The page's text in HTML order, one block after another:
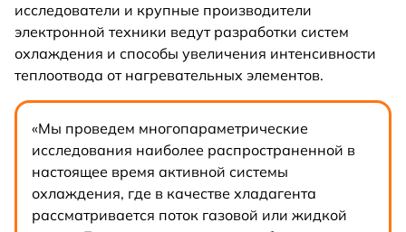
исследователи и крупные производители
электронной техники ведут разработки систем
охлаждения и способы увеличения интенсивности
теплоотвода от нагревательных элементов.
«Мы проведем многопараметрические
исследования наиболее распространенной в
настоящее время активной системы
охлаждения, где в качестве хладагента
рассматривается поток газовой или жидкой